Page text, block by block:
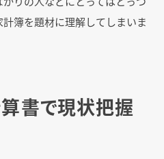
簿を題材に理解してしまいま
書で現状把握